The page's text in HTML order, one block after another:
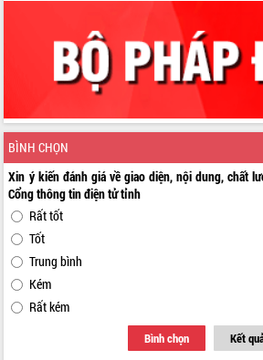
BÌNH CHỌN
Xin ý kiến đánh giá về giao diện, nội dung, chất
Cổng thông tin điện tử tỉnh
Rất tốt
Tốt
Trung bình
Kém
Rất kém
Bình chọn Kết